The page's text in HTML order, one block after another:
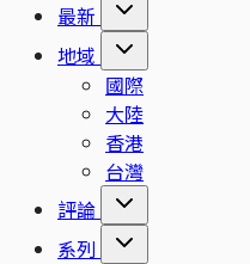
最新
地域
國際
大陸
香港
台灣
評論
系列